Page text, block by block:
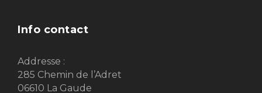
Info contact
Addresse :
285 Chemin de l’Adret
06610 La Gaude